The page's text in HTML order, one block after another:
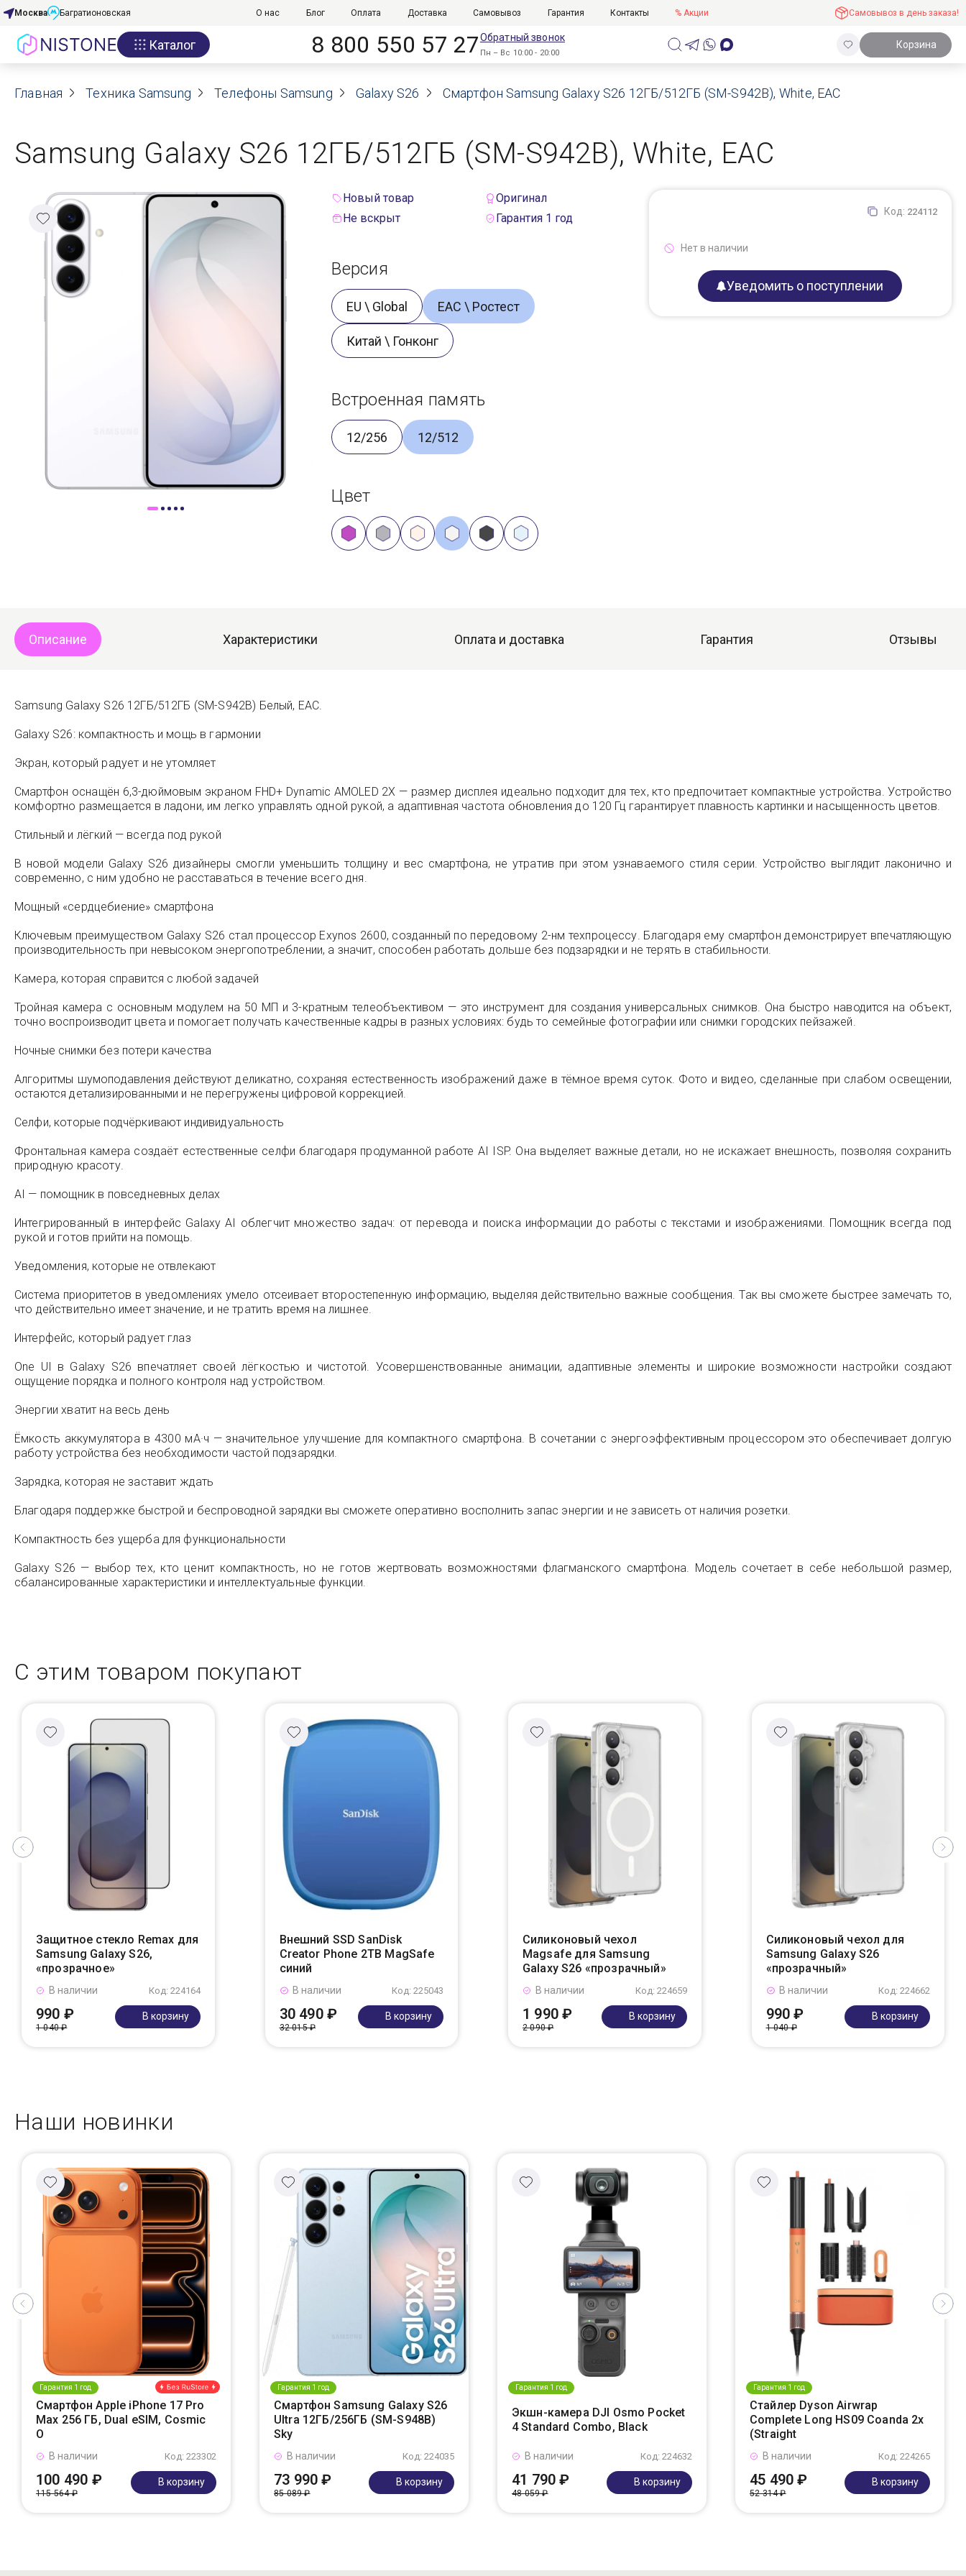
Акции
О нас
Договор оферты
Реквизиты
Контакты
Гарантия
Москва Багратионовская О нас Блог Оплата Доставка Самовывоз Гарантия Контакты % Акции Самовывоз в день заказа!
Каталог 8 800 550 57 27Обратный звонок
Пн – Вс 10:00 - 20:00
Корзина
Главная Техника Samsung Телефоны Samsung Galaxy S26 Смартфон Samsung Galaxy S26 12ГБ/512ГБ (SM-S942B), White, EAC
Samsung Galaxy S26 12ГБ/512ГБ (SM-S942B), White, EAC
Новый товар
Оригинал
Не вскрыт
Гарантия 1 год
Версия
EU \ Global ЕАС \ Ростест
Китай \ Гонконг
Встроенная память
12/256 12/512
Цвет
Код: 224112
Нет в наличии
Уведомить о поступлении
Описание Характеристики Оплата и доставка Гарантия Отзывы
Samsung Galaxy S26 12ГБ/512ГБ (SM-S942B) Белый, EAC.
Galaxy S26: компактность и мощь в гармонии
Экран, который радует и не утомляет
Смартфон оснащён 6,3-дюймовым экраном FHD+ Dynamic AMOLED 2X — размер дисплея идеально подходит для тех, кто предпочитает компактные устройства. Устройство
комфортно размещается в ладони, им легко управлять одной рукой, а адаптивная частота обновления до 120 Гц гарантирует плавность картинки и насыщенность цветов.
Стильный и лёгкий — всегда под рукой
В новой модели Galaxy S26 дизайнеры смогли уменьшить толщину и вес смартфона, не утратив при этом узнаваемого стиля серии. Устройство выглядит лаконично и
современно, с ним удобно не расставаться в течение всего дня.
Мощный «сердцебиение» смартфона
Ключевым преимуществом Galaxy S26 стал процессор Exynos 2600, созданный по передовому 2-нм техпроцессу. Благодаря ему смартфон демонстрирует впечатляющую
производительность при невысоком энергопотреблении, а значит, способен работать дольше без подзарядки и не терять в стабильности.
Камера, которая справится с любой задачей
Тройная камера с основным модулем на 50 МП и 3-кратным телеобъективом — это инструмент для создания универсальных снимков. Она быстро наводится на объект,
точно воспроизводит цвета и помогает получать качественные кадры в разных условиях: будь то семейные фотографии или снимки городских пейзажей.
Ночные снимки без потери качества
Алгоритмы шумоподавления действуют деликатно, сохраняя естественность изображений даже в тёмное время суток. Фото и видео, сделанные при слабом освещении,
остаются детализированными и не перегружены цифровой коррекцией.
Селфи, которые подчёркивают индивидуальность
Фронтальная камера создаёт естественные селфи благодаря продуманной работе AI ISP. Она выделяет важные детали, но не искажает внешность, позволяя сохранить
природную красоту.
AI — помощник в повседневных делах
Интегрированный в интерфейс Galaxy AI облегчит множество задач: от перевода и поиска информации до работы с текстами и изображениями. Помощник всегда под
рукой и готов прийти на помощь.
Уведомления, которые не отвлекают
Система приоритетов в уведомлениях умело отсеивает второстепенную информацию, выделяя действительно важные сообщения. Так вы сможете быстрее замечать то,
что действительно имеет значение, и не тратить время на лишнее.
Интерфейс, который радует глаз
One UI в Galaxy S26 впечатляет своей лёгкостью и чистотой. Усовершенствованные анимации, адаптивные элементы и широкие возможности настройки создают
ощущение порядка и полного контроля над устройством.
Энергии хватит на весь день
Ёмкость аккумулятора в 4300 мА·ч — значительное улучшение для компактного смартфона. В сочетании с энергоэффективным процессором это обеспечивает долгую
работу устройства без необходимости частой подзарядки.
Зарядка, которая не заставит ждать
Благодаря поддержке быстрой и беспроводной зарядки вы сможете оперативно восполнить запас энергии и не зависеть от наличия розетки.
Компактность без ущерба для функциональности
Galaxy S26 — выбор тех, кто ценит компактность, но не готов жертвовать возможностями флагманского смартфона. Модель сочетает в себе небольшой размер,
сбалансированные характеристики и интеллектуальные функции.
С этим товаром покупают
Защитное стекло Remax для
Samsung Galaxy S26,
«прозрачное»
Код: 224164
В наличии
990 ₽
1 040 ₽
В корзину
Внешний SSD SanDisk
Creator Phone 2TB MagSafe
синий
Код: 225043
В наличии
30 490 ₽
32 015 ₽
В корзину
Силиконовый чехол
Magsafe для Samsung
Galaxy S26 «прозрачный»
Код: 224659
В наличии
1 990 ₽
2 090 ₽
В корзину
Силиконовый чехол для
Samsung Galaxy S26
«прозрачный»
Код: 224662
В наличии
990 ₽
1 040 ₽
В корзину
Наши новинки
Гарантия 1 год
Смартфон Apple iPhone 17 Pro
Max 256 ГБ, Dual eSIM, Cosmic
O
Код: 223302
В наличии
100 490 ₽
115 564 ₽
В корзину
Гарантия 1 год
Смартфон Samsung Galaxy S26
Ultra 12ГБ/256ГБ (SM-S948B)
Sky
Код: 224035
В наличии
73 990 ₽
85 089 ₽
В корзину
Гарантия 1 год
Экшн-камера DJI Osmo Pocket
4 Standard Combo, Black
Код: 224632
В наличии
41 790 ₽
48 059 ₽
В корзину
Гарантия 1 год
Стайлер Dyson Airwrap
Complete Long HS09 Coanda 2x
(Straight
Код: 224265
В наличии
45 490 ₽
52 314 ₽
В корзину